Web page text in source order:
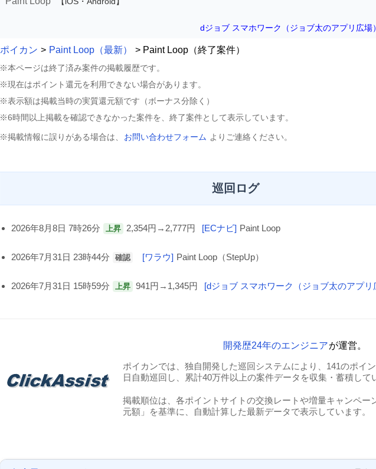
dジョブ スマホワーク（ジョブ太のアプリ広場）
ポイカン > Paint Loop（最新） > Paint Loop（終了案件）
※本ページは終了済み案件の掲載履歴です。
※現在はポイント還元を利用できない場合があります。
※表示額は掲載当時の実質還元額です（ボーナス分除く）
※6時間以上掲載を確認できなかった案件を、終了案件として表示しています。
※掲載情報に誤りがある場合は、 お問い合わせフォーム よりご連絡ください。
巡回ログ
2026年8月8日 7時26分 上昇 2,354円→2,777円 [ECナビ] Paint Loop
2026年7月31日 23時44分 確認 [ワラウ] Paint Loop（StepUp）
2026年7月31日 15時59分 上昇 941円→1,345円 [dジョブ スマホワーク（ジョブ太のアプリ
開発歴24年のエンジニアが運営。
ポイカンでは、独自開発した巡回システムにより、141のポイ
日自動巡回し、累計40万件以上の案件データを収集・蓄積して
掲載順位は、各ポイントサイトの交換レートや増量キャンペー
元額」を基準に、自動計算した最新データで表示しています。